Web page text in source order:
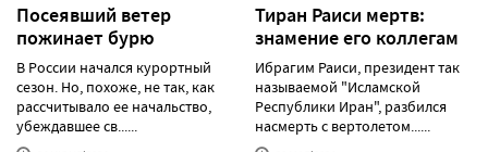
Посеявший ветер
пожинает бурю
В России начался курортный
сезон. Но, похоже, не так, как
рассчитывало ее начальство,
убеждавшее св......
Тиран Раиси мертв:
знамение его коллегам
Ибрагим Раиси, президент так
называемой "Исламской
Республики Иран", разбился
насмерть с вертолетом......